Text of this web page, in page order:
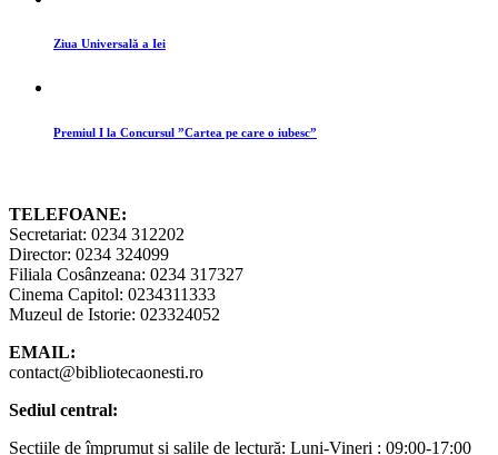
Ziua Universală a Iei
Premiul I la Concursul ”Cartea pe care o iubesc”
TELEFOANE:
Secretariat: 0234 312202
Director: 0234 324099
Filiala Cosânzeana: 0234 317327
Cinema Capitol: 0234311333
Muzeul de Istorie: 023324052
EMAIL:
contact@bibliotecaonesti.ro
Sediul central:
Secțiile de împrumut și salile de lectură: Luni-Vineri : 09:00-17:00